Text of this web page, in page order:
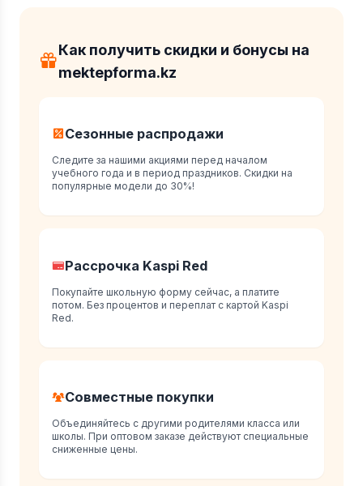
Как получить скидки и бонусы на
mektepforma.kz
Сезонные распродажи
Следите за нашими акциями перед началом
учебного года и в период праздников. Скидки на
популярные модели до 30%!
Рассрочка Kaspi Red
Покупайте школьную форму сейчас, а платите
потом. Без процентов и переплат с картой Kaspi
Red.
Совместные покупки
Объединяйтесь с другими родителями класса или
школы. При оптовом заказе действуют специальные
сниженные цены.